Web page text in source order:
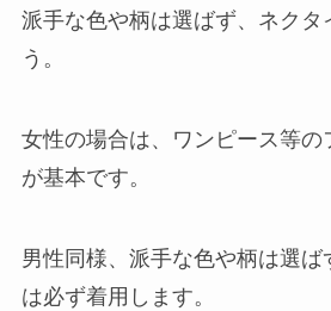
派手な色や柄は選ばず、ネクタ
う。
女性の場合は、ワンピース等の
が基本です。
男性同様、派手な色や柄は選ば
は必ず着用します。